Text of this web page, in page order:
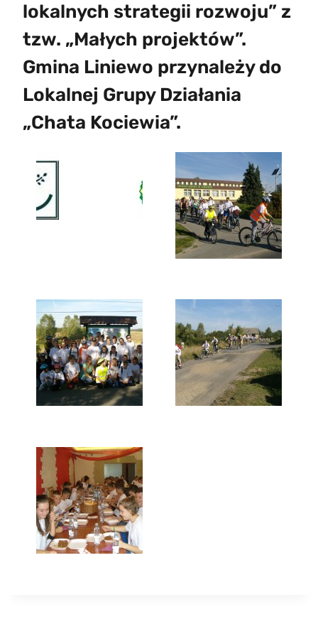
lokalnych strategii rozwoju” z
tzw. „Małych projektów”.
Gmina Liniewo przynależy do
Lokalnej Grupy Działania
„Chata Kociewia”.